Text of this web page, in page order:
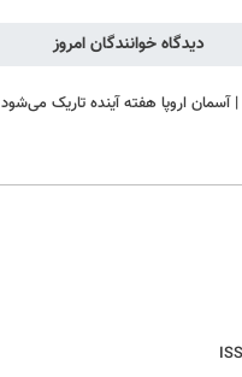
دیدگاه خوانندگان امروز
اروپا هفته آینده تاریک می‌شود